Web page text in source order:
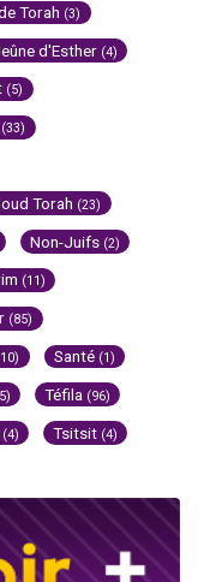
Torah (3)
d'Esther (4)
(5)
(33)
Torah (23)
Non-Juifs (2)
(11)
(85)
Santé (1)
Téfila (96)
(4) Tsitsit (4)